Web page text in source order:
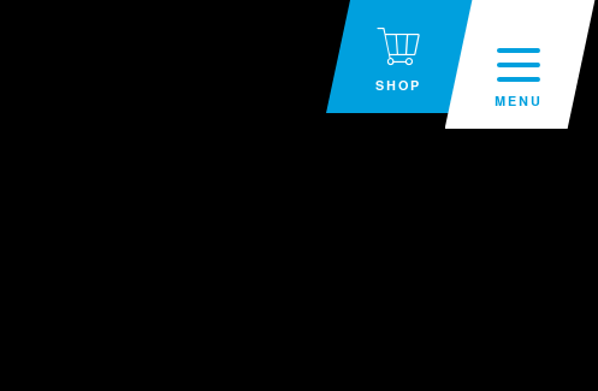
SHOP
MENU